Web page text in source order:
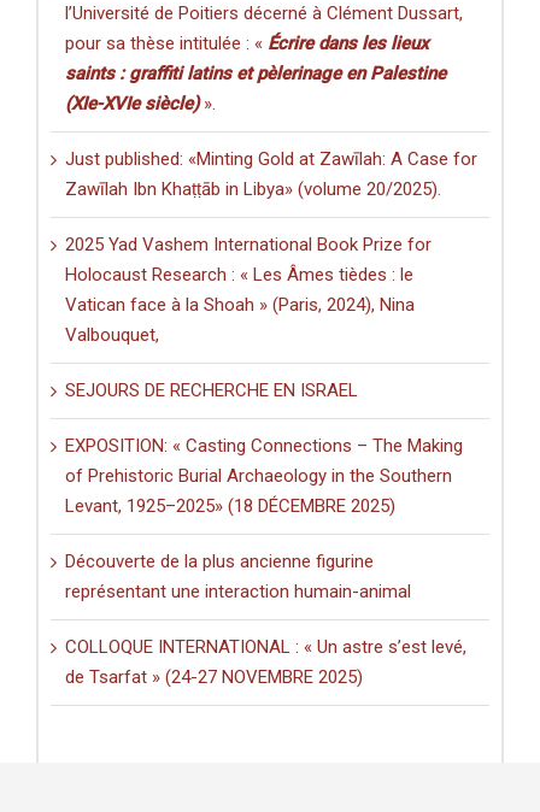
l’Université de Poitiers décerné à Clément Dussart,
pour sa thèse intitulée : « Écrire dans les lieux
saints : graffiti latins et pèlerinage en Palestine
(XIe-XVIe siècle)».
Just published: «Minting Gold at Zawīlah: A Case for
Zawīlah Ibn Khaṭṭāb in Libya» (volume 20/2025).
2025 Yad Vashem International Book Prize for
Holocaust Research : « Les Âmes tièdes : le
Vatican face à la Shoah » (Paris, 2024), Nina
Valbouquet,
SEJOURS DE RECHERCHE EN ISRAEL
EXPOSITION: « Casting Connections – The Making
of Prehistoric Burial Archaeology in the Southern
Levant, 1925–2025» (18 DÉCEMBRE 2025)
Découverte de la plus ancienne figurine
représentant une interaction humain-animal
COLLOQUE INTERNATIONAL : « Un astre s’est levé,
de Tsarfat » (24-27 NOVEMBRE 2025)